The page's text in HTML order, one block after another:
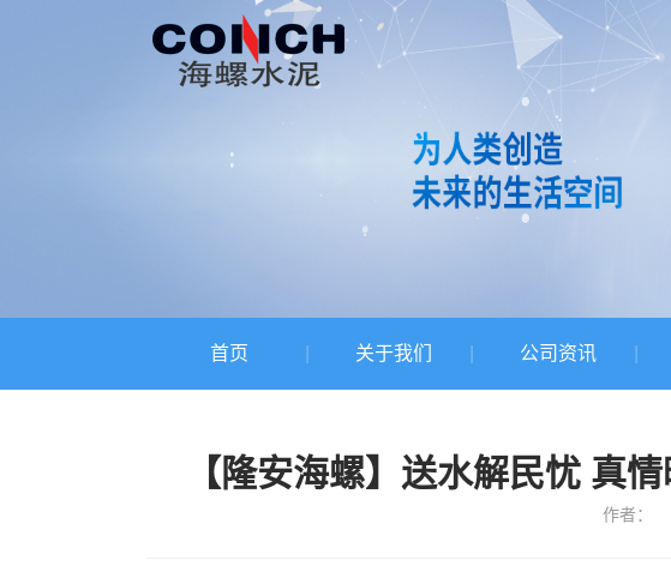
首页 关于我们 公司资讯
【隆安海螺】送水解民忧 真
作者：